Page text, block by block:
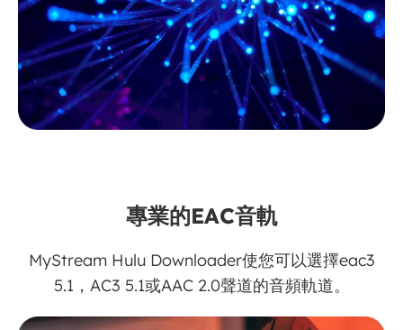
專業的EAC音軌
MyStream Hulu Downloader使您可以選擇eac3
5.1，AC3 5.1或AAC 2.0聲道的音頻軌道。